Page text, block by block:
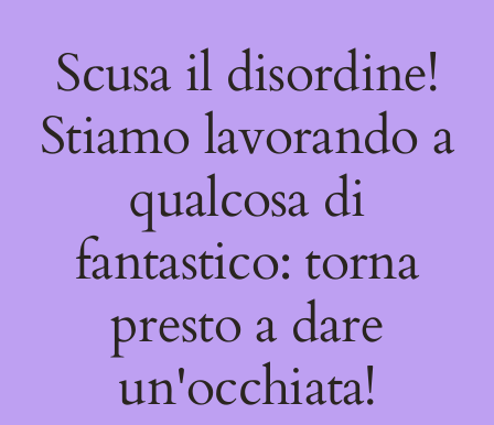
Scusa il disordine!
Stiamo lavorando a
qualcosa di
fantastico: torna
presto a dare
un'occhiata!